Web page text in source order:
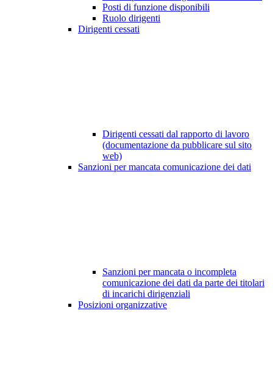
Posti di funzione disponibili
Ruolo dirigenti
Dirigenti cessati
Dirigenti cessati dal rapporto di lavoro
(documentazione da pubblicare sul sito
web)
Sanzioni per mancata comunicazione dei dati
Sanzioni per mancata o incompleta
comunicazione dei dati da parte dei titolari
di incarichi dirigenziali
Posizioni organizzative